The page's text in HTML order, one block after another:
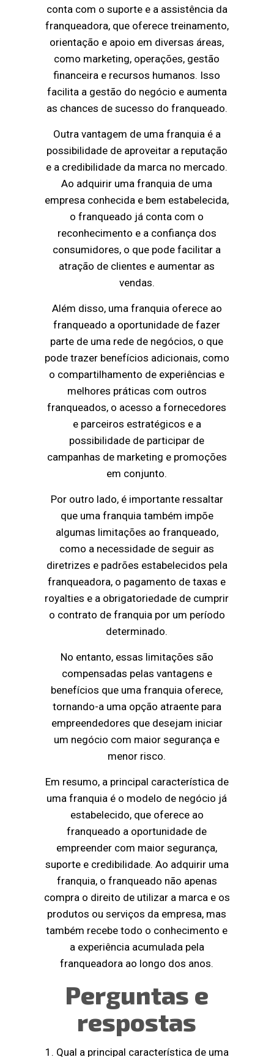
conta com o suporte e a assistência da
franqueadora, que oferece treinamento,
orientação e apoio em diversas áreas,
como marketing, operações, gestão
financeira e recursos humanos. Isso
facilita a gestão do negócio e aumenta
as chances de sucesso do franqueado.
Outra vantagem de uma franquia é a
possibilidade de aproveitar a reputação
e a credibilidade da marca no mercado.
Ao adquirir uma franquia de uma
empresa conhecida e bem estabelecida,
o franqueado já conta com o
reconhecimento e a confiança dos
consumidores, o que pode facilitar a
atração de clientes e aumentar as
vendas.
Além disso, uma franquia oferece ao
franqueado a oportunidade de fazer
parte de uma rede de negócios, o que
pode trazer benefícios adicionais, como
o compartilhamento de experiências e
melhores práticas com outros
franqueados, o acesso a fornecedores
e parceiros estratégicos e a
possibilidade de participar de
campanhas de marketing e promoções
em conjunto.
Por outro lado, é importante ressaltar
que uma franquia também impõe
algumas limitações ao franqueado,
como a necessidade de seguir as
diretrizes e padrões estabelecidos pela
franqueadora, o pagamento de taxas e
royalties e a obrigatoriedade de cumprir
o contrato de franquia por um período
determinado.
No entanto, essas limitações são
compensadas pelas vantagens e
benefícios que uma franquia oferece,
tornando-a uma opção atraente para
empreendedores que desejam iniciar
um negócio com maior segurança e
menor risco.
Em resumo, a principal característica de
uma franquia é o modelo de negócio já
estabelecido, que oferece ao
franqueado a oportunidade de
empreender com maior segurança,
suporte e credibilidade. Ao adquirir uma
franquia, o franqueado não apenas
compra o direito de utilizar a marca e os
produtos ou serviços da empresa, mas
também recebe todo o conhecimento e
a experiência acumulada pela
franqueadora ao longo dos anos.
Perguntas e
respostas
1. Qual a principal característica de uma